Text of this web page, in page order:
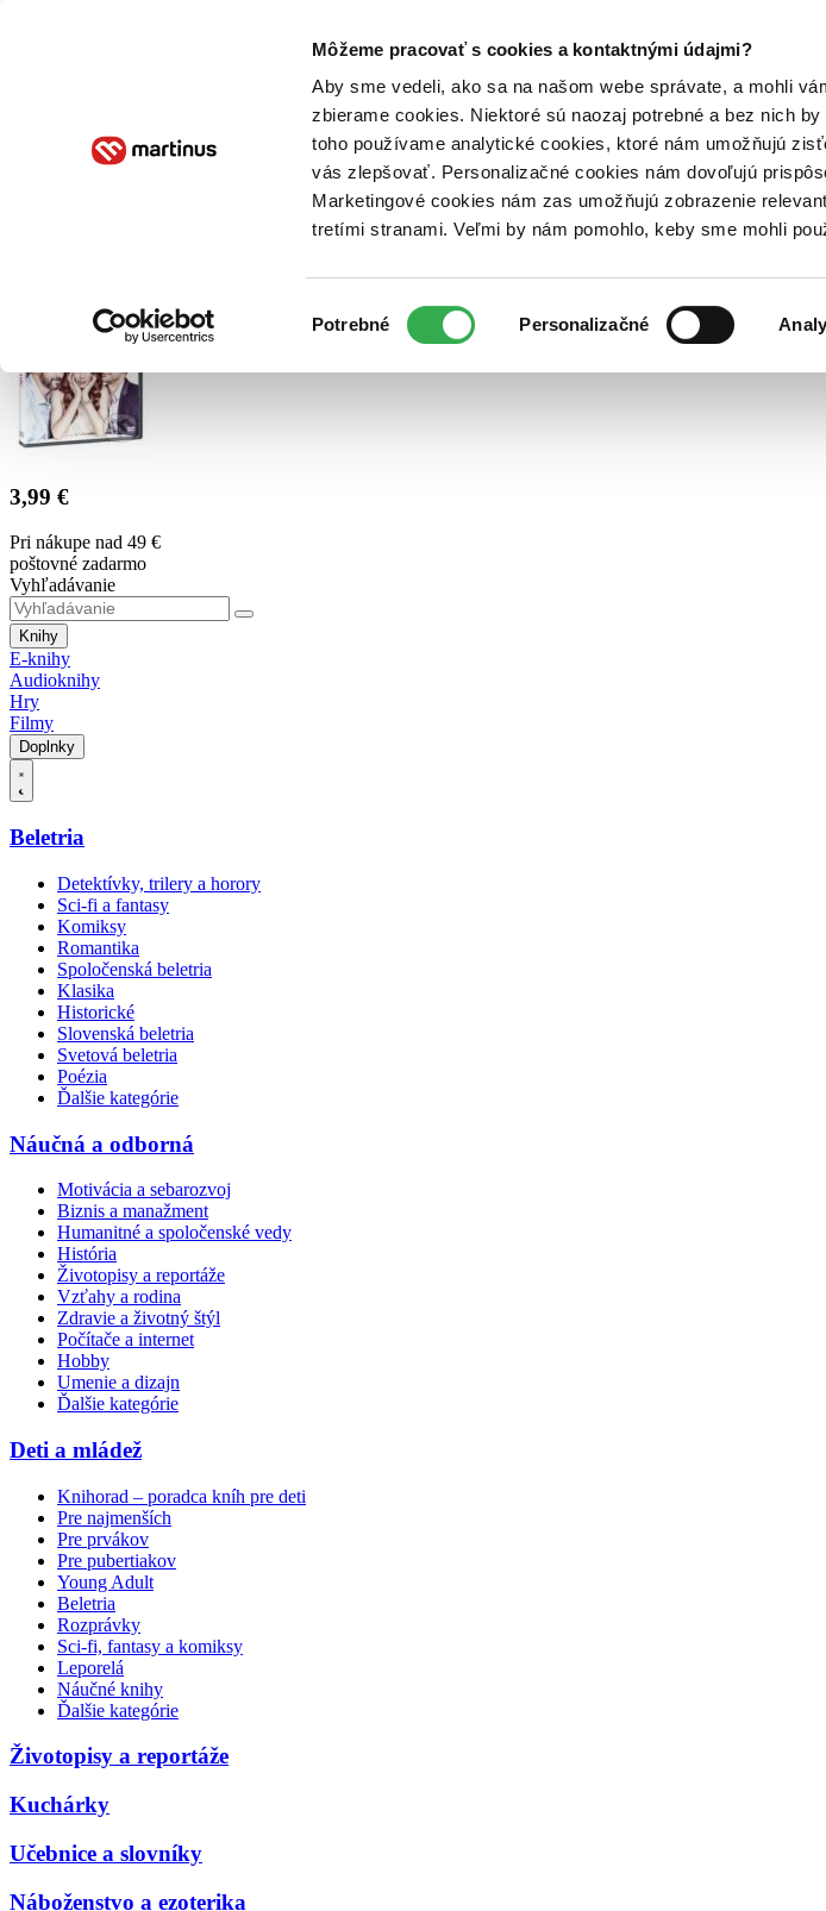
Môžeme pracovať s cookies a kontaktnými údajmi?
Aby sme vedeli, ako sa na našom webe správate, a mohli
zbierame cookies. Niektoré sú naozaj potrebné a bez nich
toho používame analytické cookies, ktoré nám umožňujú
vás zlepšovať. Personalizačné cookies nám dovoľujú
Marketingové cookies nám zas umožňujú zobrazenie
tretími stranami. Veľmi by nám pomohlo, keby sme mohli
súhlasu
Potrebné Personalizačné
Poukážky Kontakt
3,99 €
Pri nákupe nad 49 €
poštovné zadarmo
Vyhľadávanie
Knihy
E-knihy
Audioknihy
Hry
Filmy
Doplnky
Beletria
Detektívky, trilery a horory
Sci-fi a fantasy
Komiksy
Romantika
Spoločenská beletria
Klasika
Historické
Slovenská beletria
Svetová beletria
Poézia
Ďalšie kategórie
Náučná a odborná
Motivácia a sebarozvoj
Biznis a manažment
Humanitné a spoločenské vedy
História
Životopisy a reportáže
Vzťahy a rodina
Zdravie a životný štýl
Počítače a internet
Hobby
Umenie a dizajn
Ďalšie kategórie
Deti a mládež
Knihorad – poradca kníh pre deti
Pre najmenších
Pre prvákov
Pre pubertiakov
Young Adult
Beletria
Rozprávky
Sci-fi, fantasy a komiksy
Leporelá
Náučné knihy
Ďalšie kategórie
Životopisy a reportáže
Kuchárky
Učebnice a slovníky
Náboženstvo a ezoterika